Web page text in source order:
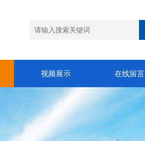
视频展示 在线留言